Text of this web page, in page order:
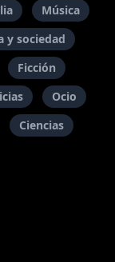
Música
y sociedad
Ficción
Ocio
Ciencias